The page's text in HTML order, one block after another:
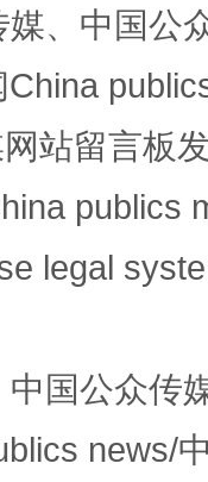
如何以
、中国公
站留言板
publics
legal
国公众传
news/